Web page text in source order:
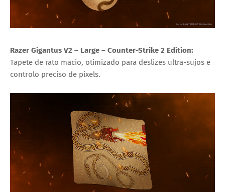
Razer Gigantus V2 – Large – Counter-Strike 2 Edition:
Tapete de rato macio, otimizado para deslizes ultra-sujos e
controlo preciso de pixels.